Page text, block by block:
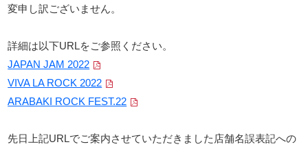
変申し訳ございません。
詳細は以下URLをご参照ください。
JAPAN JAM 2022
VIVA LA ROCK 2022
ARABAKI ROCK FEST.22
先日上記URLでご案内させていただきました店舗名誤表記への